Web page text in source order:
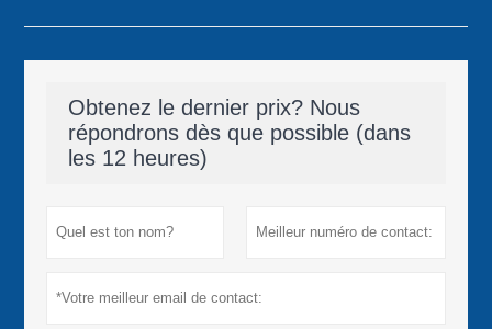
Obtenez le dernier prix? Nous
répondrons dès que possible (dans
les 12 heures)